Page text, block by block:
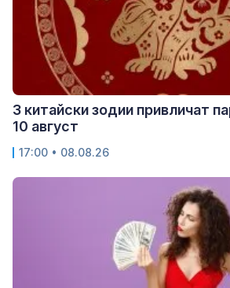
3 китайски зодии привличат
10 август
17:00 • 08.08.26